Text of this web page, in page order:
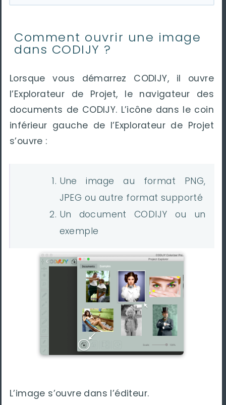
Comment ouvrir une image
dans CODIJY ?
Lorsque vous démarrez CODIJY, il ouvre
l’Explorateur de Projet, le navigateur des
documents de CODIJY. L’icône dans le coin
inférieur gauche de l’Explorateur de Projet
s’ouvre :
Une image au format PNG,
JPEG ou autre format supporté
Un document CODIJY ou un
exemple
L’image s’ouvre dans l’éditeur.